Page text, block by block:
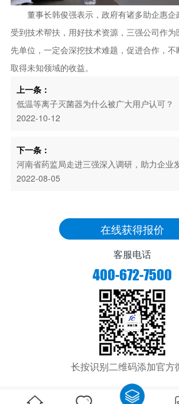
董事长韩俊强表示，政府有诸多助企惠企
受到技术帮扶，用好技术资源，三强公司作
先单位，一定会深挖技术难题，促进合作，
取得未知领域的收益。
上一条：
低温等离子灭菌器为什么被广大用户认可？
2022-10-12
下一条：
河南省药监局走进三强深入调研，助力企业
2022-08-05
在线获得报价
客服电话
400-672-7500
长按识别二维码添加官方